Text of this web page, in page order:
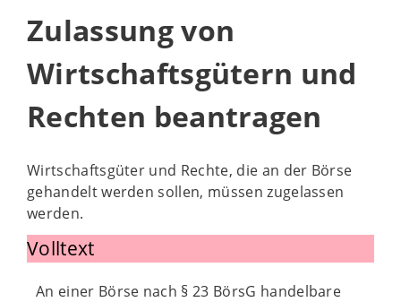
Zulassung von
Wirtschaftsgütern und
Rechten beantragen
Wirtschaftsgüter und Rechte, die an der Börse
gehandelt werden sollen, müssen zugelassen
werden.
Volltext
An einer Börse nach § 23 BörsG handelbare